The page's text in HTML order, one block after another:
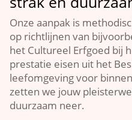
Onze aanpak is
op richtlijnen van
het Cultureel Erfgoed bij
prestatie eisen uit het
leefomgeving voor
zetten we jouw
duurzaam neer.​